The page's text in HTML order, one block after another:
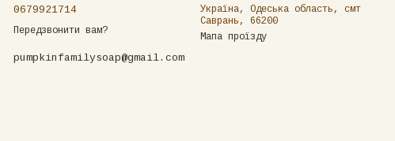
0679921714
Передзвонити вам?
pumpkinfamilysoap@gmail.com
Україна, Одеська область, смт
Саврань, 66200
Мапа проїзду